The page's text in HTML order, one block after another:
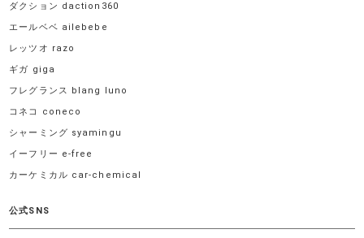
ダクション daction360
エールベベ ailebebe
レッツオ razo
ギガ giga
フレグランス blang luno
コネコ coneco
シャーミング syamingu
イーフリー e-free
カーケミカル car-chemical
公式SNS